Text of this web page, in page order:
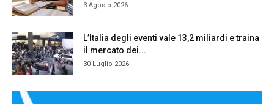
3 Agosto 2026
L’Italia degli eventi vale 13,2 miliardi e traina
il mercato dei...
30 Luglio 2026